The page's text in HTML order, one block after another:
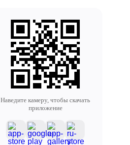
Наведите камеру, чтобы скачать
приложение